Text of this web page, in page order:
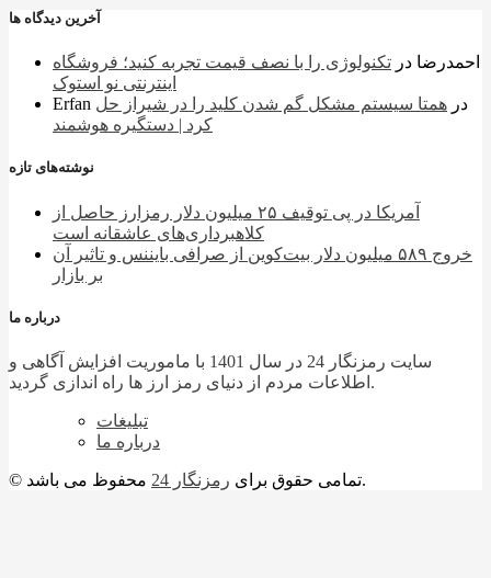
آخرین دیدگاه ها
احمدرضا در تکنولوژی را با نصف قیمت تجربه کنید؛ فروشگاه
اینترنتی نو استوک
Erfan
در همتا سیستم مشکل گم شدن کلید را در شیراز حل
کرد | دستگیره هوشمند
نوشته‌های تازه
آمریکا در پی توقیف ۲۵ میلیون دلار رمزارز حاصل از
کلاهبرداری‌های عاشقانه است
خروج ۵۸۹ میلیون دلار بیت‌کوین از صرافی بایننس و تاثیر آن
بر بازار
درباره ما
سایت رمزنگار 24 در سال 1401 با ماموریت افزایش آگاهی و
اطلاعات مردم از دنیای رمز ارز ها راه اندازی گردید.
تبلیغات
درباره ما
© تمامی حقوق برای رمزنگار 24 محفوظ می باشد.